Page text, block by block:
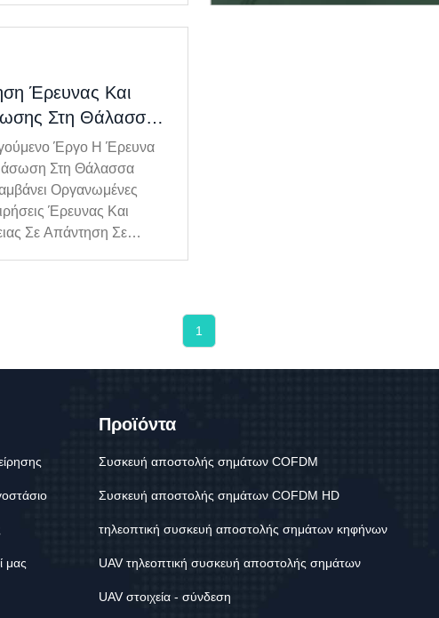
Έκτακτης
Δικτύου Και Οι
Συντονισμού Πολλών
Συνε...
Έρευνας Και
Στη Θάλασσα –
Ασύρματης
Από Την
Έργο Η Έρευνα
Στη Θάλασσα
Οργανωμένες
Έρευνας Και
Σε Απάντηση Σε
1
μας
Προϊόντα
Συσκευή αποστολής σημάτων COFDM
Συσκευή αποστολής σημάτων COFDM HD
τηλεοπτική συσκευή αποστολής σημάτων κηφήνων
UAV τηλεοπτική συσκευή αποστολής σημάτων
UAV στοιχεία - σύνδεση